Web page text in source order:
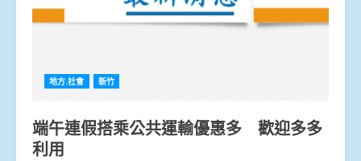
地方.社會 新竹
端午連假搭乘公共運輸優惠多 歡迎多多
利用